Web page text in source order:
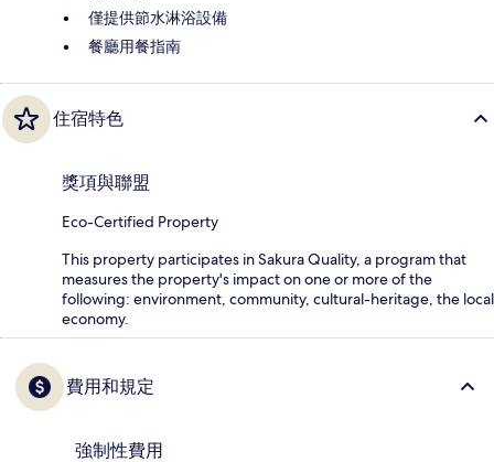
僅提供節水淋浴設備
餐廳用餐指南
住宿特色
獎項與聯盟
Eco-Certified Property
This property participates in Sakura Quality, a program that
measures the property's impact on one or more of the
following: environment, community, cultural-heritage, the local
economy.
費用和規定
強制性費用